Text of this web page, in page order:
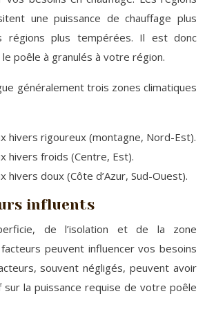
une puissance de chauffage plus
régions plus tempérées. Il est donc
poêle à granulés à votre région.
généralement trois zones climatiques
hivers rigoureux (montagne, Nord-Est).
hivers froids (Centre, Est).
hivers doux (Côte d’Azur, Sud-Ouest).
influents
de l’isolation et de la zone
facteurs peuvent influencer vos besoins
souvent négligés, peuvent avoir
sur la puissance requise de votre poêle